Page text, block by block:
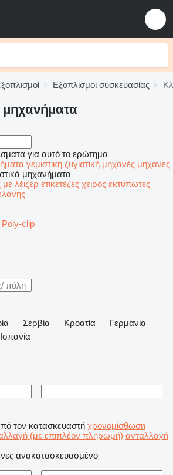
Εξοπλισμοί συσκευασίας
μηχανήματα
για αυτό το ερώτημα
γεμιστική ζυγιστική μηχανές μηχανές
μηχανήματα
λέιζερ ετικετέζες χειρός εκτυπωτές
Poly-clip
Σερβία Κροατία
Γερμανία
Ισπανία
–
τον κατασκευαστή χρονομίσθωση
(με επιπλέον πληρωμή) ανταλλαγή
ανακατασκευασμένο